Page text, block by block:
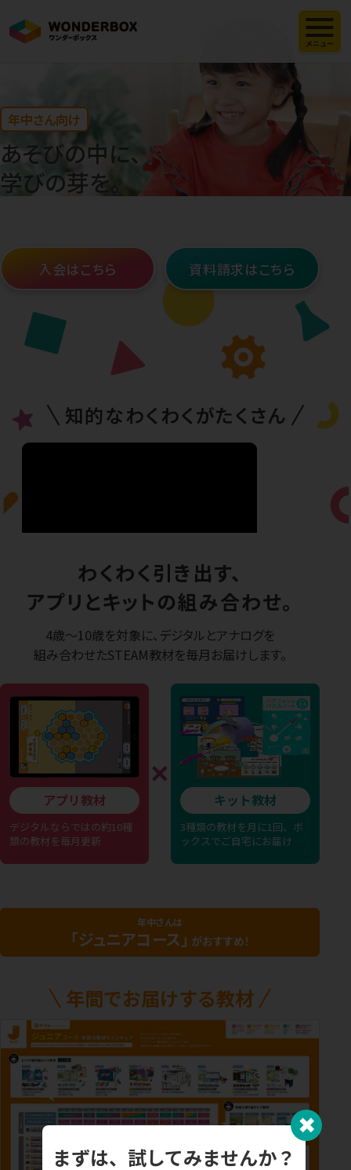
メニュー
年中さん向け
あそびの中に、
学びの芽を。
入会はこちら 資料請求はこちら
知的なわくわくがたくさん
わくわく引き出す、
アプリとキットの組み合わせ。
4歳〜10歳を対象に、デジタルとアナログを
組み合わせたSTEAM教材を毎月お届けします。
アプリ教材
デジタルならではの約10種
類の教材を毎月更新
キット教材
3種類の教材を月に1回、 ボ
ックスでご自宅にお届け
年中さんは
「ジュニアコース」 がおすすめ！
年間でお届けする教材
✖︎
まずは、試してみませんか？